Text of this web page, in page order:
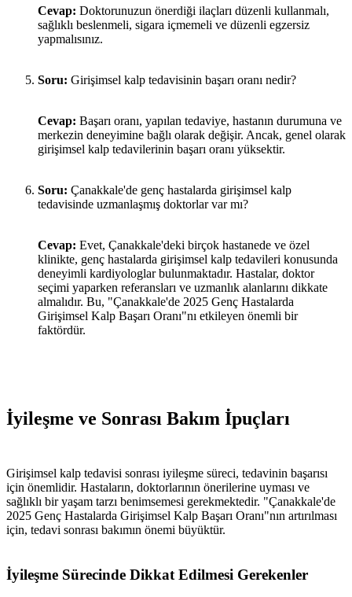
Cevap: Doktorunuzun önerdiği ilaçları düzenli kullanmalı,
sağlıklı beslenmeli, sigara içmemeli ve düzenli egzersiz
yapmalısınız.
Soru: Girişimsel kalp tedavisinin başarı oranı nedir?
Cevap: Başarı oranı, yapılan tedaviye, hastanın durumuna ve
merkezin deneyimine bağlı olarak değişir. Ancak, genel olarak
girişimsel kalp tedavilerinin başarı oranı yüksektir.
Soru: Çanakkale'de genç hastalarda girişimsel kalp
tedavisinde uzmanlaşmış doktorlar var mı?
Cevap: Evet, Çanakkale'deki birçok hastanede ve özel
klinikte, genç hastalarda girişimsel kalp tedavileri konusunda
deneyimli kardiyologlar bulunmaktadır. Hastalar, doktor
seçimi yaparken referansları ve uzmanlık alanlarını dikkate
almalıdır. Bu, "Çanakkale'de 2025 Genç Hastalarda
Girişimsel Kalp Başarı Oranı"nı etkileyen önemli bir
faktördür.
İyileşme ve Sonrası Bakım İpuçları
Girişimsel kalp tedavisi sonrası iyileşme süreci, tedavinin başarısı
için önemlidir. Hastaların, doktorlarının önerilerine uyması ve
sağlıklı bir yaşam tarzı benimsemesi gerekmektedir. "Çanakkale'de
2025 Genç Hastalarda Girişimsel Kalp Başarı Oranı"nın artırılması
için, tedavi sonrası bakımın önemi büyüktür.
İyileşme Sürecinde Dikkat Edilmesi Gerekenler